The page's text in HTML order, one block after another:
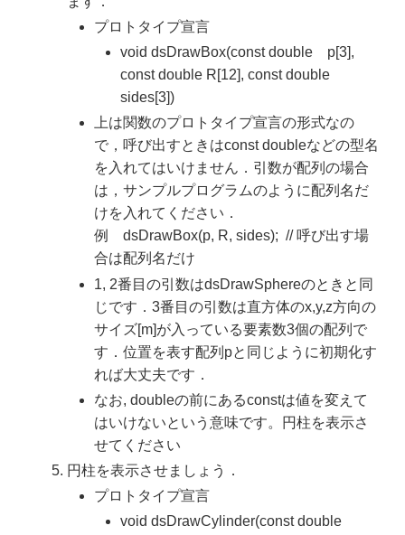
プロトタイプ宣言
void dsDrawBox(const double p[3],
const double R[12], const double
sides[3])
上は関数のプロトタイプ宣言の形式なの
で，呼び出すときはconst doubleなどの型名
を入れてはいけません．引数が配列の場合
は，サンプルプログラムのように配列名だ
けを入れてください．
例 dsDrawBox(p, R, sides); // 呼び出す場
合は配列名だけ
1, 2番目の引数はdsDrawSphereのときと同
じです．3番目の引数は直方体のx,y,z方向の
サイズ[m]が入っている要素数3個の配列で
す．位置を表す配列pと同じように初期化す
れば大丈夫です．
なお, doubleの前にあるconstは値を変えて
はいけないという意味です。円柱を表示さ
せてください
円柱を表示させましょう．
プロトタイプ宣言
void dsDrawCylinder(const double